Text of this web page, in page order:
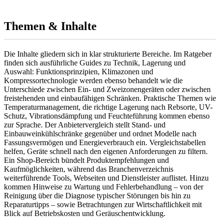
Themen & Inhalte
Die Inhalte gliedern sich in klar strukturierte Bereiche. Im Ratgeber
finden sich ausführliche Guides zu Technik, Lagerung und
Auswahl: Funktionsprinzipien, Klimazonen und
Kompressortechnologie werden ebenso behandelt wie die
Unterschiede zwischen Ein- und Zweizonengeräten oder zwischen
freistehenden und einbaufähigen Schränken. Praktische Themen wie
Temperaturmanagement, die richtige Lagerung nach Rebsorte, UV-
Schutz, Vibrationsdämpfung und Feuchteführung kommen ebenso
zur Sprache. Der Anbietervergleich stellt Stand- und
Einbauweinkühlschränke gegenüber und ordnet Modelle nach
Fassungsvermögen und Energieverbrauch ein. Vergleichstabellen
helfen, Geräte schnell nach den eigenen Anforderungen zu filtern.
Ein Shop-Bereich bündelt Produktempfehlungen und
Kaufmöglichkeiten, während das Branchenverzeichnis
weiterführende Tools, Webseiten und Dienstleister auflistet. Hinzu
kommen Hinweise zu Wartung und Fehlerbehandlung – von der
Reinigung über die Diagnose typischer Störungen bis hin zu
Reparaturtipps – sowie Betrachtungen zur Wirtschaftlichkeit mit
Blick auf Betriebskosten und Geräuschentwicklung.